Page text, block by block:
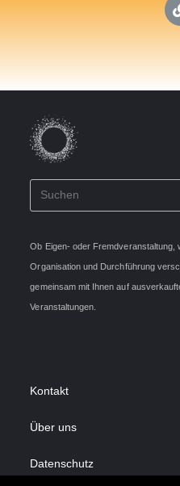
Ob Eigen- oder Fremdveranstaltung,
Organisation und Durchführung
gemeinsam mit Ihnen auf
Veranstaltungen.
Kontakt
Über uns
Datenschutz